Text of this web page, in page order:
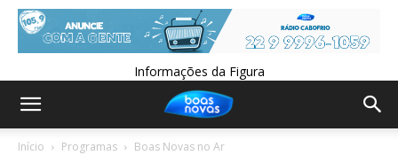
Informações da Figura
Início Programas Boas Novas no Ar